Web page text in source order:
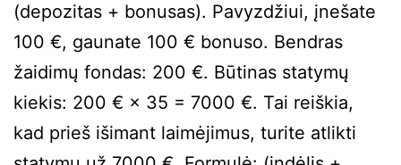
(depozitas + bonusas). Pavyzdžiui, įnešate
100 €, gaunate 100 € bonuso. Bendras
žaidimų fondas: 200 €. Būtinas statymų
kiekis: 200 € × 35 = 7000 €. Tai reiškia,
kad prieš išimant laimėjimus, turite atlikti